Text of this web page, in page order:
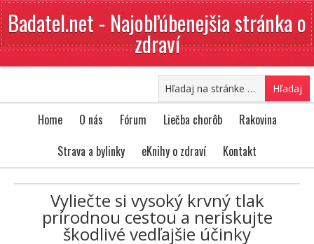
Badatel.net - Najobľúbenejšia stránka o
zdraví
Home O nás Fórum Liečba chorôb
Rakovina
Strava a bylinky
eKnihy o zdraví Kontakt
Vyliečte si vysoký krvný tlak
prírodnou cestou a neriskujte
škodlivé vedľajšie účinky